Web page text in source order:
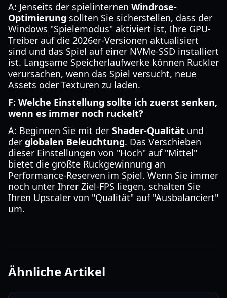
A: Jenseits der spielinternen Windrose-
Optimierung sollten Sie sicherstellen, dass der
Windows "Spielemodus" aktiviert ist, Ihre GPU-
Treiber auf die 2026er-Versionen aktualisiert
sind und das Spiel auf einer NVMe-SSD installiert
ist. Langsame Speicherlaufwerke können Ruckler
verursachen, wenn das Spiel versucht, neue
Assets oder Texturen zu laden.
F: Welche Einstellung sollte ich zuerst senken,
wenn es immer noch ruckelt?
A: Beginnen Sie mit der Shader-Qualität und
der globalen Beleuchtung. Das Verschieben
dieser Einstellungen von "Hoch" auf "Mittel"
bietet die größte Rückgewinnung an
Performance-Reserven im Spiel. Wenn Sie immer
noch unter Ihrer Ziel-FPS liegen, schalten Sie
Ihren Upscaler von "Qualität" auf "Ausbalanciert"
um.
Ähnliche Artikel